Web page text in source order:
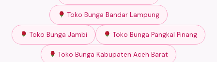
Toko Bunga Bandar Lampung
Toko Bunga Jambi Toko Bunga Pangkal Pinang
Toko Bunga Kabupaten Aceh Barat